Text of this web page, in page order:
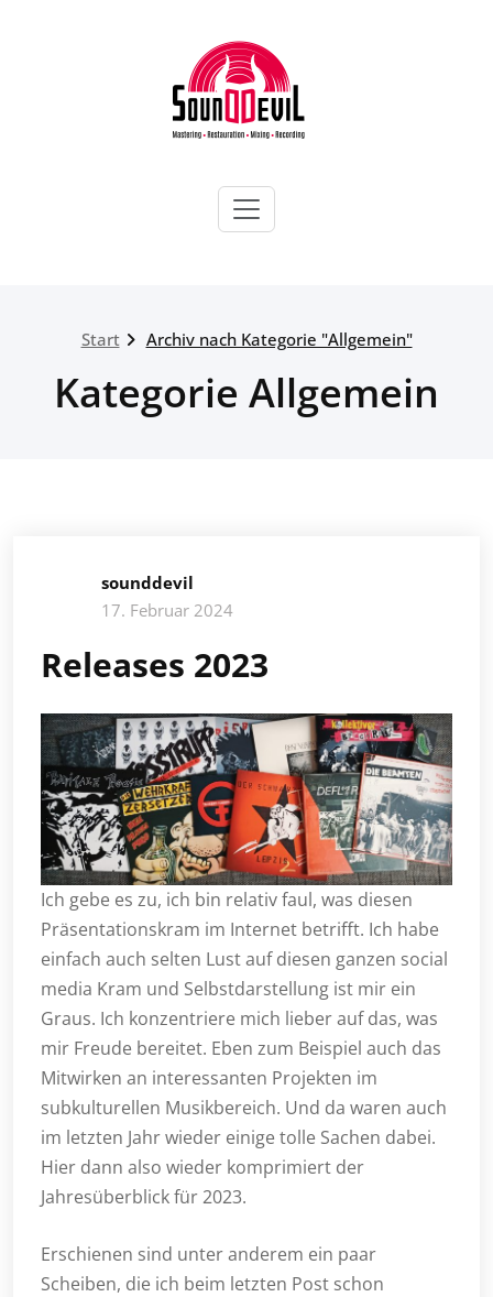
SOUNDDEVIL DRESDEN
Mastering | Mixing | Video Production |
Start Archiv nach Kategorie "Allgemein"
Kategorie Allgemein
sounddevil
17. Februar 2024
Releases 2023
Ich gebe es zu, ich bin relativ faul, was diesen
Präsentationskram im Internet betrifft. Ich habe
einfach auch selten Lust auf diesen ganzen social
media Kram und Selbstdarstellung ist mir ein
Graus. Ich konzentriere mich lieber auf das, was
mir Freude bereitet. Eben zum Beispiel auch das
Mitwirken an interessanten Projekten im
subkulturellen Musikbereich. Und da waren auch
im letzten Jahr wieder einige tolle Sachen dabei.
Hier dann also wieder komprimiert der
Jahresüberblick für 2023.
Erschienen sind unter anderem ein paar
Scheiben, die ich beim letzten Post schon